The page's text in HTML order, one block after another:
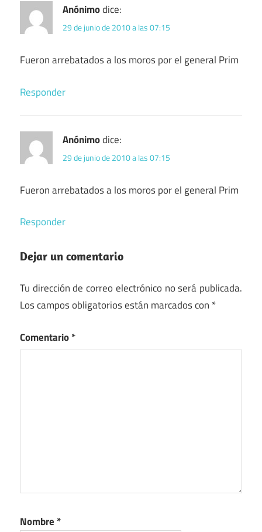
Anónimodice:
29 de junio de 2010 a las 07:15
Fueron arrebatados a los moros por el general Prim
Responder
Anónimodice:
29 de junio de 2010 a las 07:15
Fueron arrebatados a los moros por el general Prim
Responder
Dejar un comentario
Tu dirección de correo electrónico no será publicada.
Los campos obligatorios están marcados con *
Comentario*
Nombre *